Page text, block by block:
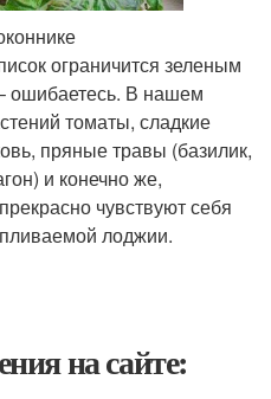
ограничится зеленым
ошибаетесь. В нашем
томаты, сладкие
пряные травы (базилик,
и конечно же,
чувствуют себя
лоджии.
на сайте: